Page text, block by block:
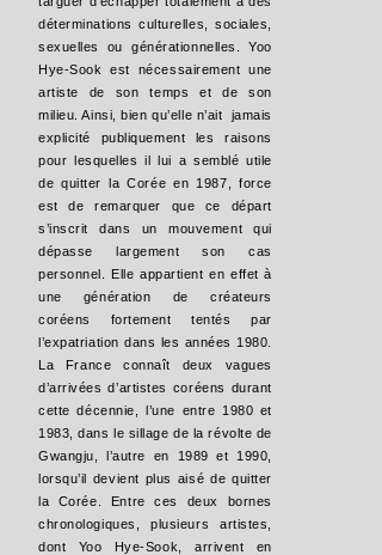
déterminations culturelles, sociales,
sexuelles ou générationnelles. Yoo
Hye-Sook est nécessairement une
artiste de son temps et de son
milieu. Ainsi, bien qu’elle n’ait jamais
explicité publiquement les raisons
pour lesquelles il lui a semblé utile
de quitter la Corée en 1987, force
est de remarquer que ce départ
s’inscrit dans un mouvement qui
dépasse largement son cas
personnel. Elle appartient en effet à
une génération de créateurs
coréens fortement tentés par
l’expatriation dans les années 1980.
La France connaît deux vagues
d’arrivées d’artistes coréens durant
cette décennie, l’une entre 1980 et
1983, dans le sillage de la révolte de
Gwangju, l’autre en 1989 et 1990,
lorsqu’il devient plus aisé de quitter
la Corée. Entre ces deux bornes
chronologiques, plusieurs artistes,
dont Yoo Hye-Sook, arrivent en